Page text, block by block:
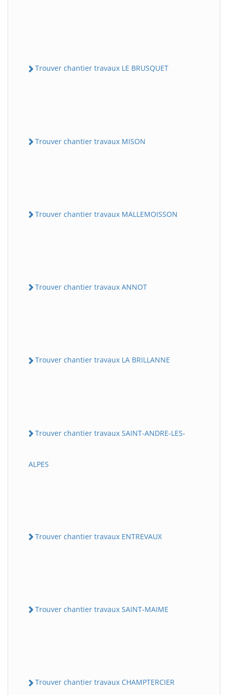
Trouver chantier travaux LE BRUSQUET
Trouver chantier travaux MISON
Trouver chantier travaux MALLEMOISSON
Trouver chantier travaux ANNOT
Trouver chantier travaux LA BRILLANNE
Trouver chantier travaux SAINT-ANDRE-LES-
ALPES
Trouver chantier travaux ENTREVAUX
Trouver chantier travaux SAINT-MAIME
Trouver chantier travaux CHAMPTERCIER